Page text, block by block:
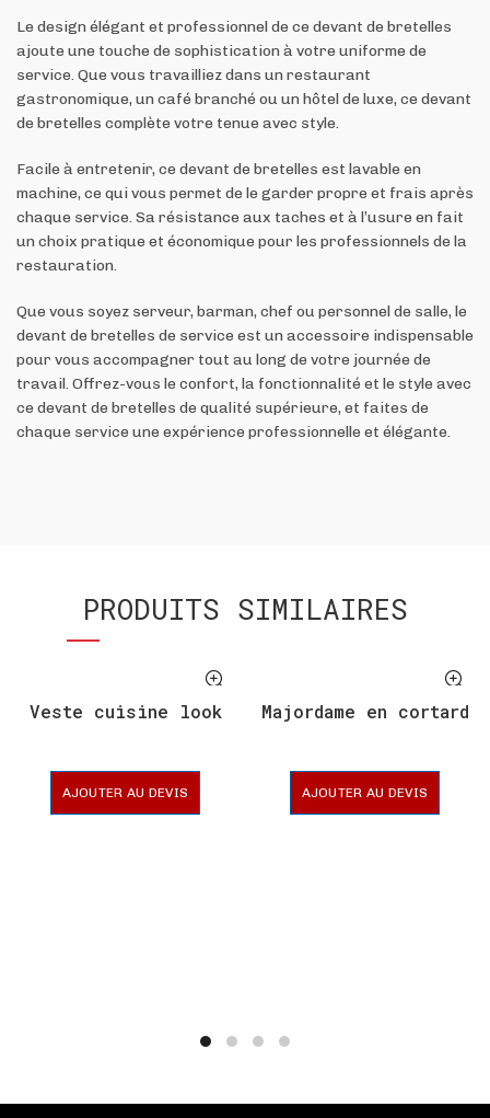
Le design élégant et professionnel de ce devant de bretelles
ajoute une touche de sophistication à votre uniforme de
service. Que vous travailliez dans un restaurant
gastronomique, un café branché ou un hôtel de luxe, ce devant
de bretelles complète votre tenue avec style.
Facile à entretenir, ce devant de bretelles est lavable en
machine, ce qui vous permet de le garder propre et frais après
chaque service. Sa résistance aux taches et à l’usure en fait
un choix pratique et économique pour les professionnels de la
restauration.
Que vous soyez serveur, barman, chef ou personnel de salle, le
devant de bretelles de service est un accessoire indispensable
pour vous accompagner tout au long de votre journée de
travail. Offrez-vous le confort, la fonctionnalité et le style avec
ce devant de bretelles de qualité supérieure, et faites de
chaque service une expérience professionnelle et élégante.
PRODUITS SIMILAIRES
Veste cuisine look
AJOUTER AU DEVIS
Majordame en cortard
AJOUTER AU DEVIS